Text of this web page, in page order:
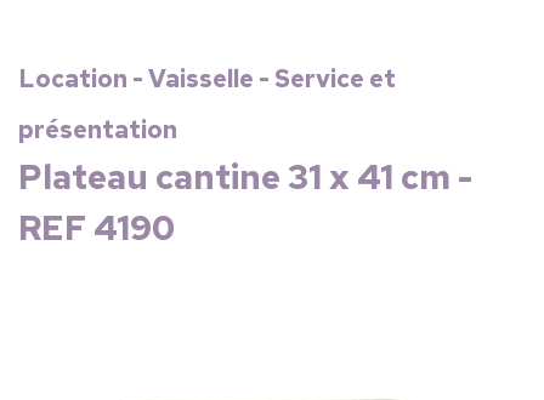
Location - Vaisselle - Service et
présentation
Plateau cantine 31 x 41 cm -
REF 4190